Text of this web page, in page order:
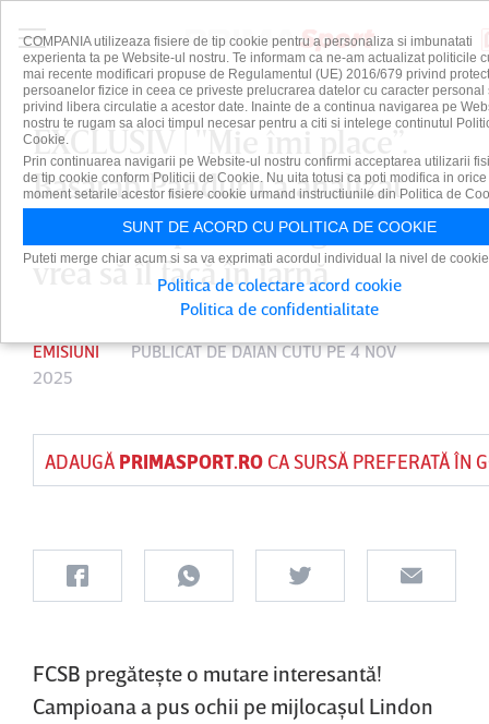
EXCLUSIV | "Mie îmi place”.
Basarab Panduru a analizat
transferul pe care Gigi Becali
vrea să îl facă în iarnă
EMISIUNI PUBLICAT DEDAIAN CUTUPE 4 NOV
2025
ADAUGĂ PRIMASPORT.ROCA SURSĂ PREFERATĂ ÎN
FCSB pregăteşte o mutare interesantă!
Campioana a pus ochii pe mijlocaşul Lindon
COMPANIA utilizeaza fisiere de tip cookie pentru a personaliza si imbunatati
experienta ta pe Website-ul nostru. Te informam ca ne-am actualizat politicile
mai recente modificari propuse de Regulamentul (UE) 2016/679 privind
persoanelor fizice in ceea ce priveste prelucrarea datelor cu caracter personal
privind libera circulatie a acestor date. Inainte de a continua navigarea pe
nostru te rugam sa aloci timpul necesar pentru a citi si intelege continutul
Cookie.
Prin continuarea navigarii pe Website-ul nostru confirmi acceptarea utilizarii
de tip cookie conform Politicii de Cookie. Nu uita totusi ca poti modifica in orice
moment setarile acestor fisiere cookie urmand instructiunile din Politica de
SUNT DE ACORD CU POLITICA DE COOKIE
Puteti merge chiar acum si sa va exprimati acordul individual la nivel de
Politica de colectare acord cookie
Politica de confidentialitate